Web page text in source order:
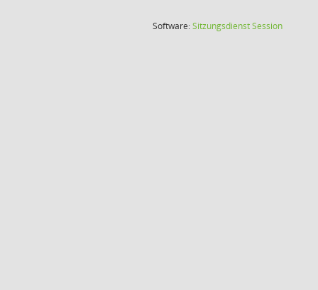
Software:SitzungsdienstSession(Wird in